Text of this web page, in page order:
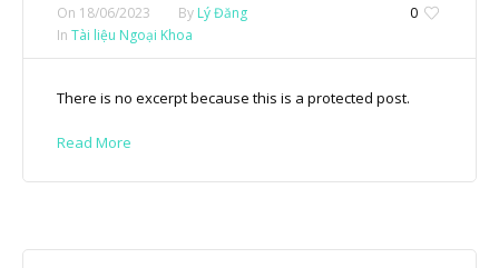
0
On 18/06/2023 By Lý Đăng
In Tài liệu Ngoại Khoa
There is no excerpt because this is a protected post.
Read More